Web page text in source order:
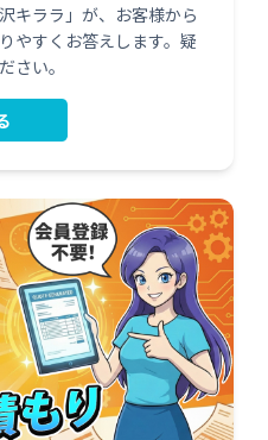
キララ」が、お客様から
やすくお答えします。疑
さい。